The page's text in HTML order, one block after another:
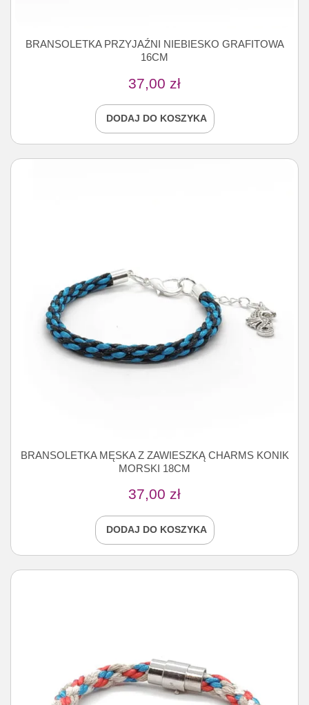
BRANSOLETKA PRZYJAŹNI NIEBIESKO GRAFITOWA
16CM
37,00 zł
DODAJ DO KOSZYKA
BRANSOLETKA MĘSKA Z ZAWIESZKĄ CHARMS KONIK
MORSKI 18CM
37,00 zł
DODAJ DO KOSZYKA